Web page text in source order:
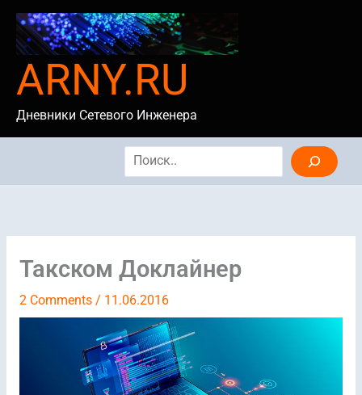
content
ARNY.RU
Дневники Сетевого Инженера
Search
Такском Доклайнер
2 Comments / 11.06.2016